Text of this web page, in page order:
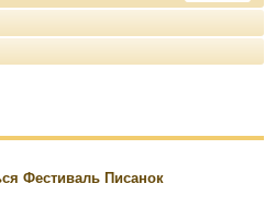
Фестиваль Писанок